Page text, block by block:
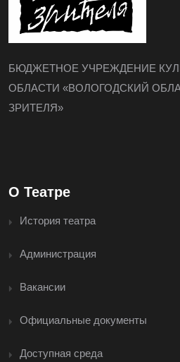
БЮДЖЕТНОЕ УЧРЕЖДЕНИЕ
ОБЛАСТИ «ВОЛОГОДСКИЙ
ЗРИТЕЛЯ»
О Театре
История театра
Администрация
Вакансии
Официальные документы
Доступная среда